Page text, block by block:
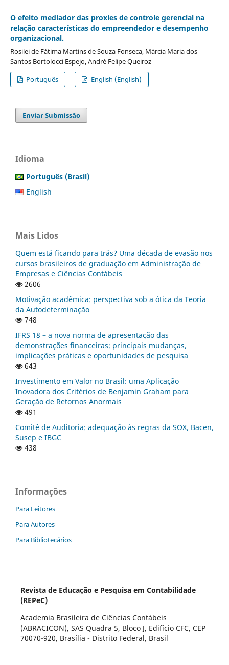
O efeito mediador das proxies de controle gerencial na
relação características do empreendedor e desempenho
organizacional.
Rosilei de Fátima Martins de Souza Fonseca, Márcia Maria dos
Santos Bortolocci Espejo, André Felipe Queiroz
Português
English (English)
Enviar Submissão
Idioma
Português (Brasil)
English
Mais Lidos
Quem está ficando para trás? Uma década de evasão nos
cursos brasileiros de graduação em Administração de
Empresas e Ciências Contábeis
2606
Motivação acadêmica: perspectiva sob a ótica da Teoria
da Autodeterminação
748
IFRS 18 – a nova norma de apresentação das
demonstrações financeiras: principais mudanças,
implicações práticas e oportunidades de pesquisa
643
Investimento em Valor no Brasil: uma Aplicação
Inovadora dos Critérios de Benjamin Graham para
Geração de Retornos Anormais
491
Comitê de Auditoria: adequação às regras da SOX, Bacen,
Susep e IBGC
438
Informações
Para Leitores
Para Autores
Para Bibliotecários
Revista de Educação e Pesquisa em Contabilidade
(REPeC)
Academia Brasileira de Ciências Contábeis
(ABRACICON), SAS Quadra 5, Bloco J, Edifício CFC, CEP
70070-920, Brasília - Distrito Federal, Brasil